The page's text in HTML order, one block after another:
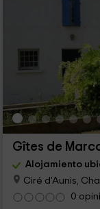
Gîtes de
Alojamiento
Ciré d'Aunis,
0